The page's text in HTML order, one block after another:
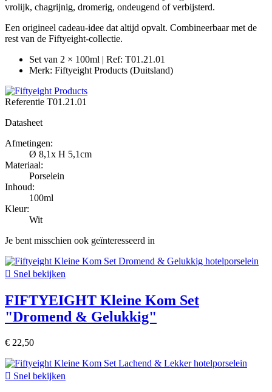
vrolijk, chagrijnig, dromerig, ondeugend of verbijsterd.
Een origineel cadeau-idee dat altijd opvalt. Combineerbaar met de
rest van de Fiftyeight-collectie.
Set van 2 × 100ml | Ref: T01.21.01
Merk: Fiftyeight Products (Duitsland)
Referentie T01.21.01
Datasheet
Afmetingen:
Ø 8,1x H 5,1cm
Materiaal:
Porselein
Inhoud:
100ml
Kleur:
Wit
Je bent misschien ook geïnteresseerd in
 Snel bekijken
FIFTYEIGHT Kleine Kom Set
"Dromend & Gelukkig"
€ 22,50
 Snel bekijken